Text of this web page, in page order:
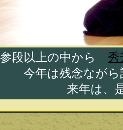
参段以上の中から 「 秀
今年は残念なが
来年は、